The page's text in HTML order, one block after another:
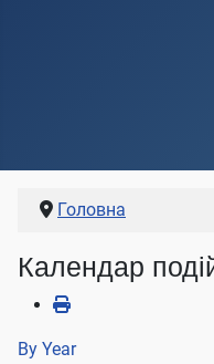
Головна
Календар
By Year